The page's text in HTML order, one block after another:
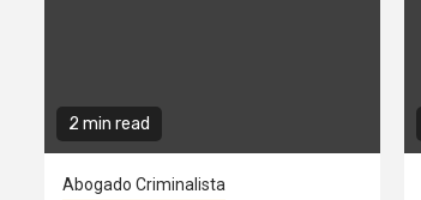
2 min read
Abogado Criminalista